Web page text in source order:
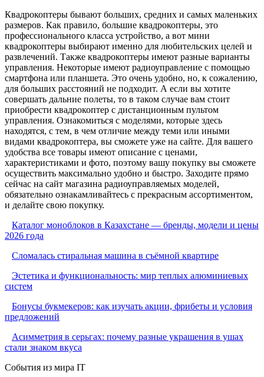
Квадрокоптеры бывают больших, средних и самых маленьких
размеров. Как правило, большие квадрокоптеры, это
профессионального класса устройство, а вот мини
квадрокоптеры выбирают именно для любительских целей и
развлечений. Также квадрокоптеры имеют разные варианты
управления. Некоторые имеют радиоуправление с помощью
смартфона или планшета. Это очень удобно, но, к сожалению,
для больших расстояний не подходит. А если вы хотите
совершать дальние полеты, то в таком случае вам стоит
приобрести квадрокоптер с дистанционным пультом
управления. Ознакомиться с моделями, которые здесь
находятся, с тем, в чем отличие между теми или иными
видами квадрокоптера, вы сможете уже на сайте. Для вашего
удобства все товары имеют описание с ценами,
характеристиками и фото, поэтому вашу покупку вы сможете
осуществить максимально удобно и быстро. Заходите прямо
сейчас на сайт магазина радиоуправляемых моделей,
обязательно ознакамливайтесь с прекрасным ассортиментом,
и делайте свою покупку.
Каталог моноблоков в Казахстане — бренды, модели и цены
2026 года
Сломалась стиральная машина в съёмной квартире
Эстетика и функциональность: мир теплых алюминиевых
систем
Бонусы букмекеров: как изучать акции, фрибеты и условия
предложений
Асимметрия в серьгах: почему разные украшения в ушах
стали знаком вкуса
События из мира IT